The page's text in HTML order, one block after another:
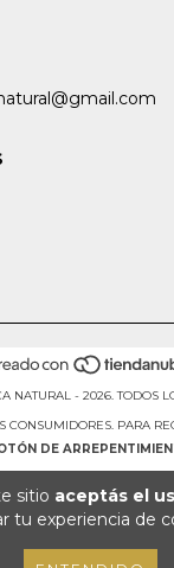
sitio aceptás el
tu experiencia de
NATURAL - 2026. TODOS
CONSUMIDORES. PARA
DE